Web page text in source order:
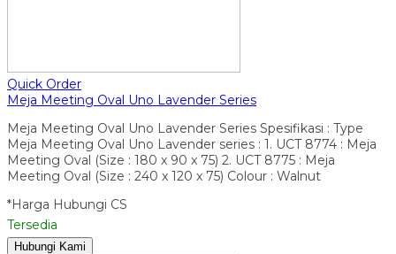
Quick Order
Meja Meeting Oval Uno Lavender Series
Meja Meeting Oval Uno Lavender Series Spesifikasi : Type
Meja Meeting Oval Uno Lavender series : 1. UCT 8774 : Meja
Meeting Oval (Size : 180 x 90 x 75) 2. UCT 8775 : Meja
Meeting Oval (Size : 240 x 120 x 75) Colour : Walnut
*Harga Hubungi CS
Tersedia
Hubungi Kami